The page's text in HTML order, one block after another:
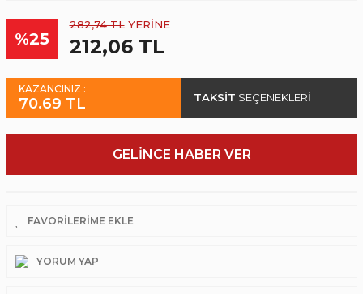
%25
282,74 TLYERİNE
212,06 TL
KAZANCINIZ :
70.69 TL TAKSİT SEÇENEKLERİ
GELİNCE HABER VER
YORUM YAP